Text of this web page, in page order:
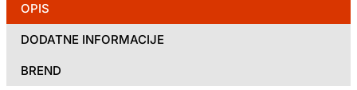
OPIS
DODATNE INFORMACIJE
BREND